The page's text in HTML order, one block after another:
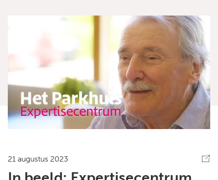
21 augustus 2023